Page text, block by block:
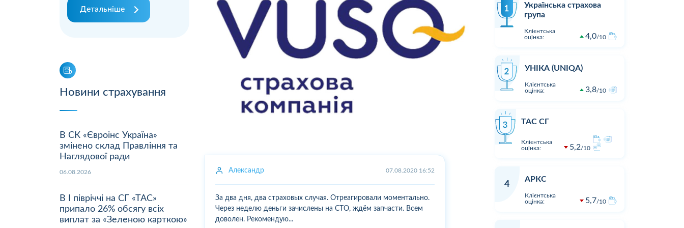
Детальніше
Новини страхування
В СК «Євроінс Україна»
змінено склад Правління та
Наглядової ради
06.08.2026
В І півріччі на СГ «ТАС»
припало 26% обсягу всіх
виплат за «Зеленою карткою»
Александр 07.08.2020 16:52
За два дня, два страховых случая. Отреагировали моментально.
Через неделю деньги зачислены на СТО, ждём запчасти. Всем
доволен. Рекомендую...
Українська страхова
група
Клієнтська
оцінка:
4,0 10
УНІКА (UNIQA)
Клієнтська
оцінка:
3,8 10
ТАС СГ
Клієнтська
оцінка:
5,2 10
4
АРКС
Клієнтська
оцінка:
5,7 10